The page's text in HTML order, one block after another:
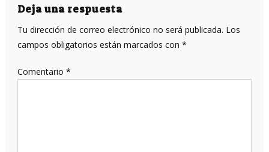
entradas
Deja una respuesta
Tu dirección de correo electrónico no será publicada. Los
campos obligatorios están marcados con *
Comentario *